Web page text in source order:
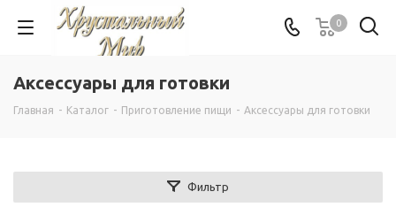
0
Аксессуары для готовки
Главная - Каталог - Приготовление пищи - Аксессуары для готовки
Фильтр